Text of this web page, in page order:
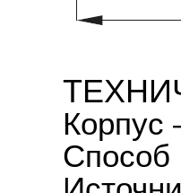
Корпус
Способ